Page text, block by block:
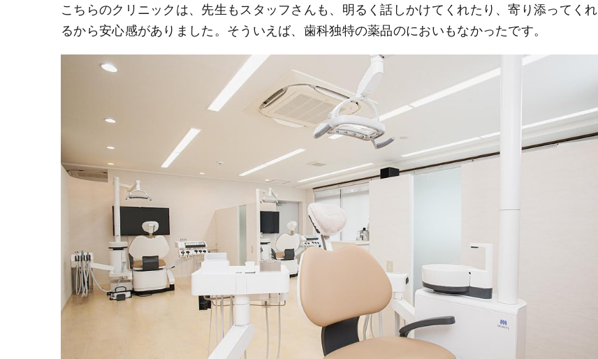
こちらのクリニックは、先生もスタッフさんも、明るく話しかけてくれたり、寄り添ってくれ
るから安心感がありました。そういえば、歯科独特の薬品のにおいもなかったです。